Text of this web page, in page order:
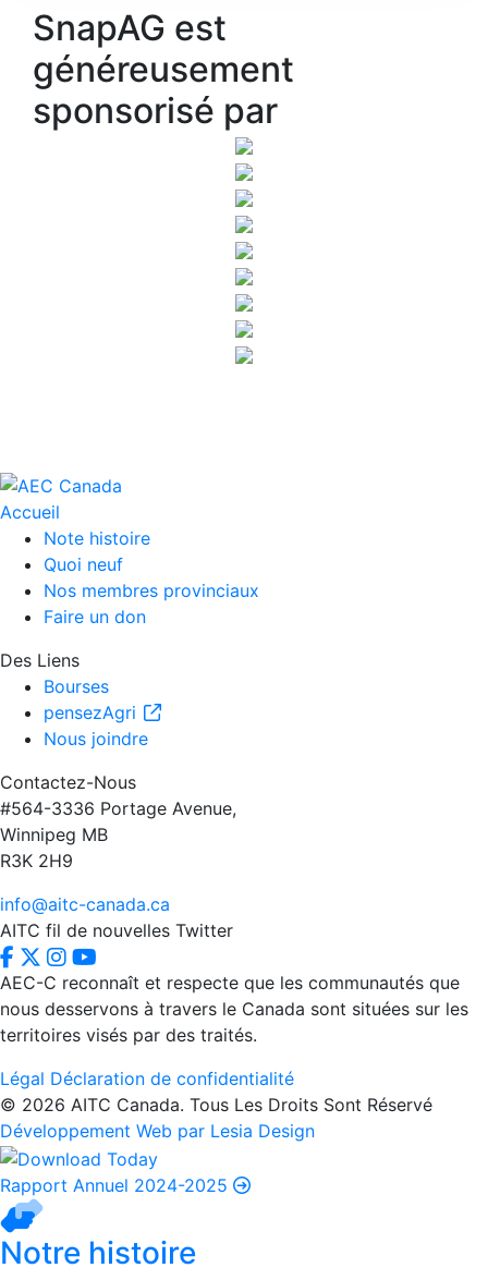
SnapAG est
généreusement
sponsorisé par
Accueil
Note histoire
Quoi neuf
Nos membres provinciaux
Faire un don
Des Liens
Bourses
pensezAgri
Nous joindre
Contactez-Nous
#564-3336 Portage Avenue,
Winnipeg MB
R3K 2H9
info@aitc-canada.ca
AITC fil de nouvelles Twitter
AEC-C reconnaît et respecte que les communautés que
nous desservons à travers le Canada sont situées sur les
territoires visés par des traités.
Légal Déclaration de confidentialité
© 2026 AITC Canada. Tous Les Droits Sont Réservé
Développement Web par Lesia Design
Rapport Annuel 2024-2025
Notre histoire